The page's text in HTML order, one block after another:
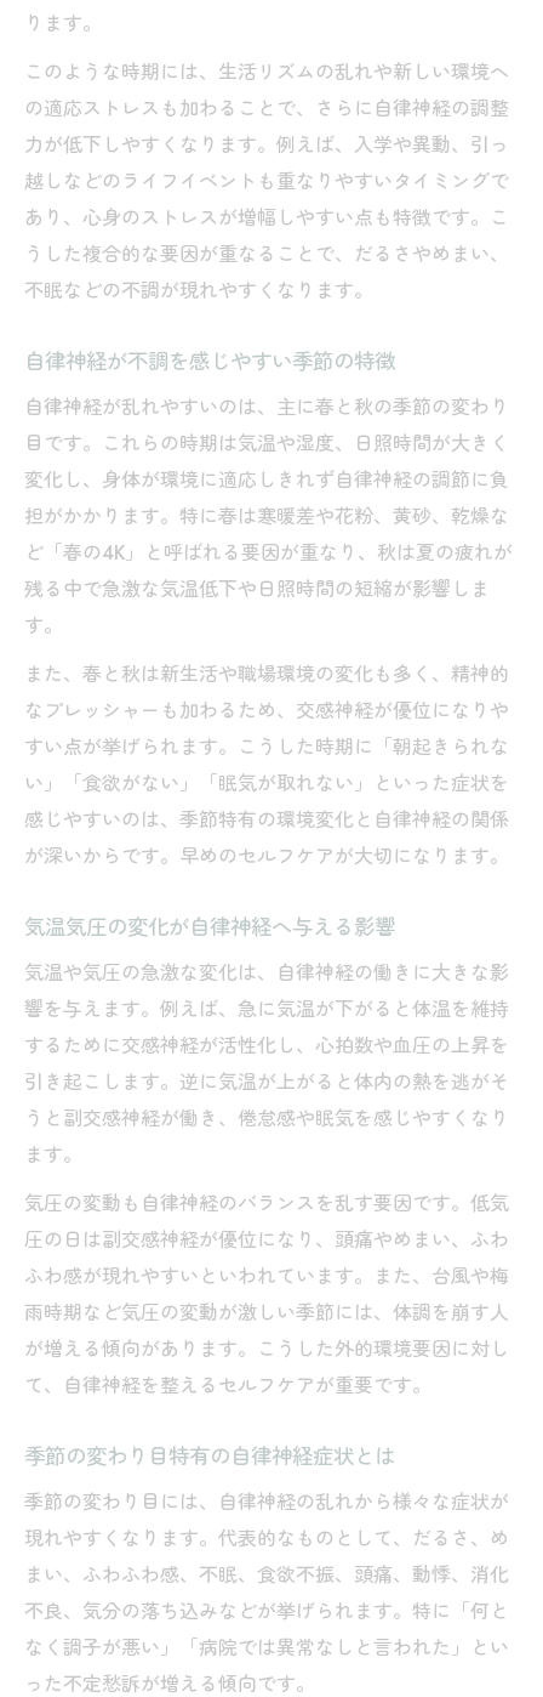
女性が取り入れやすい自律神経の整え方まとめ
女性の自律神経を整える日常習慣の工夫
季節の変わり目に自律神経整える食べ物選
び
女性ホルモンと自律神経の関係を正しく知
る
体調不良を防ぐ女性向け自律神経セルフケ
ア
自律神経の不調を軽減するツボ押し実践法
自律神経の乱れに効くツボ押しの基本解説
季節の変わり目におすすめのツボ押し法
ふわふわめまい対策に有効なツボの選び方
自律神経安定に役立つツボ押しのコツ
女性が実践しやすい自律神経ツボ押し活用
食生活の見直しがもたらす自律神経の安定術
季節の変わり目に自律神経整える食生活と
は
自律神経の乱れを防ぐ食べ物とその理由
女性向け自律神経サポート栄養素を紹介
食欲不振時におすすめの自律神経対策メニ
自律神経安定のための食事バランスの工夫
今すぐ始めたい季節の変わり目の不調予防法
自律神経を守るための不調予防セルフケア
季節の変わり目におすすめの生活習慣改善
女性が意識したい自律神経対策の第一歩
簡単にできる季節の変わり目自律神経対策
ります。
このような時期には、生活リズムの乱れや新しい環境へ
の適応ストレスも加わることで、さらに自律神経の調整
力が低下しやすくなります。例えば、入学や異動、引っ
越しなどのライフイベントも重なりやすいタイミングで
あり、心身のストレスが増幅しやすい点も特徴です。こ
うした複合的な要因が重なることで、だるさやめまい、
不眠などの不調が現れやすくなります。
自律神経が不調を感じやすい季節の特徴
自律神経が乱れやすいのは、主に春と秋の季節の変わり
目です。これらの時期は気温や湿度、日照時間が大きく
変化し、身体が環境に適応しきれず自律神経の調節に負
担がかかります。特に春は寒暖差や花粉、黄砂、乾燥な
ど「春の4K」と呼ばれる要因が重なり、秋は夏の疲れが
残る中で急激な気温低下や日照時間の短縮が影響しま
す。
また、春と秋は新生活や職場環境の変化も多く、精神的
なプレッシャーも加わるため、交感神経が優位になりや
すい点が挙げられます。こうした時期に「朝起きられな
い」「食欲がない」「眠気が取れない」といった症状を
感じやすいのは、季節特有の環境変化と自律神経の関係
が深いからです。早めのセルフケアが大切になります。
気温気圧の変化が自律神経へ与える影響
気温や気圧の急激な変化は、自律神経の働きに大きな影
響を与えます。例えば、急に気温が下がると体温を維持
するために交感神経が活性化し、心拍数や血圧の上昇を
引き起こします。逆に気温が上がると体内の熱を逃がそ
うと副交感神経が働き、倦怠感や眠気を感じやすくなり
ます。
気圧の変動も自律神経のバランスを乱す要因です。低気
圧の日は副交感神経が優位になり、頭痛やめまい、ふわ
ふわ感が現れやすいといわれています。また、台風や梅
雨時期など気圧の変動が激しい季節には、体調を崩す人
が増える傾向があります。こうした外的環境要因に対し
て、自律神経を整えるセルフケアが重要です。
季節の変わり目特有の自律神経症状とは
季節の変わり目には、自律神経の乱れから様々な症状が
現れやすくなります。代表的なものとして、だるさ、め
まい、ふわふわ感、不眠、食欲不振、頭痛、動悸、消化
不良、気分の落ち込みなどが挙げられます。特に「何と
なく調子が悪い」「病院では異常なしと言われた」とい
った不定愁訴が増える傾向です。